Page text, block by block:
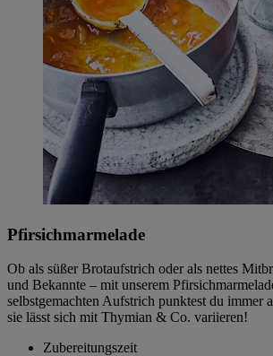
Pfirsichmarmelade
Ob als süßer Brotaufstrich oder als nettes
und Bekannte – mit unserem
selbstgemachten Aufstrich punktest du immer
sie lässt sich mit Thymian & Co. variieren!
Zubereitungszeit